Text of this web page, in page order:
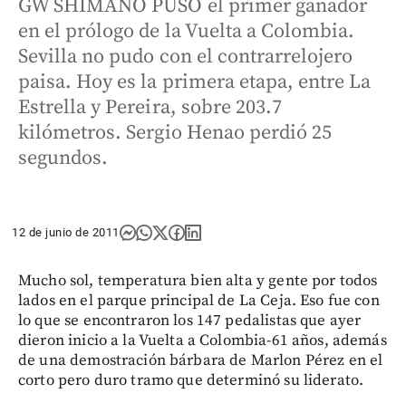
GW SHIMANO PUSO el primer ganador
en el prólogo de la Vuelta a Colombia.
Sevilla no pudo con el contrarrelojero
paisa. Hoy es la primera etapa, entre La
Estrella y Pereira, sobre 203.7
kilómetros. Sergio Henao perdió 25
segundos.
12 de junio de 2011
Mucho sol, temperatura bien alta y gente por todos
lados en el parque principal de La Ceja. Eso fue con
lo que se encontraron los 147 pedalistas que ayer
dieron inicio a la Vuelta a Colombia-61 años, además
de una demostración bárbara de Marlon Pérez en el
corto pero duro tramo que determinó su liderato.